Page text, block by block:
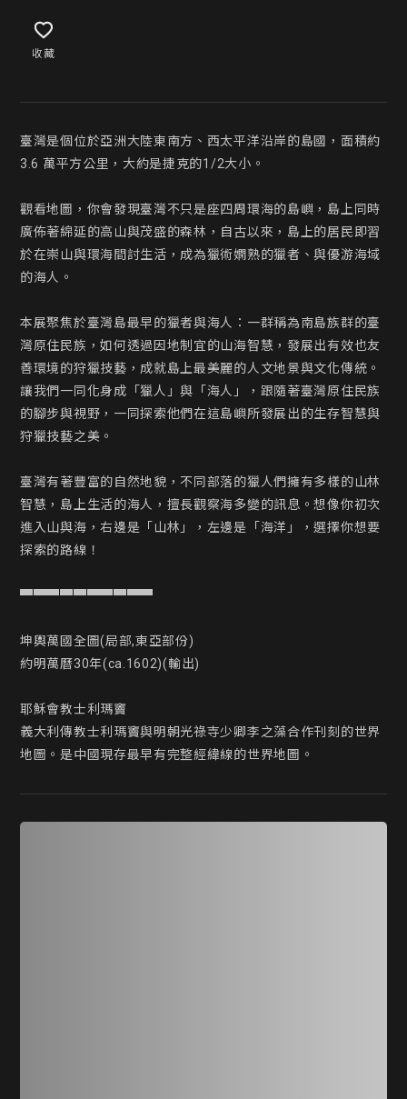
收藏
臺灣是個位於亞洲大陸東南方、西太平洋沿岸的島國，面積約
3.6 萬平方公里，大約是捷克的1/2大小。
觀看地圖，你會發現臺灣不只是座四周環海的島嶼，島上同時
廣佈著綿延的高山與茂盛的森林，自古以來，島上的居民即習
於在崇山與環海間討生活，成為獵術嫻熟的獵者、與優游海域
的海人。
本展聚焦於臺灣島最早的獵者與海人：一群稱為南島族群的臺
灣原住民族，如何透過因地制宜的山海智慧，發展出有效也友
善環境的狩獵技藝，成就島上最美麗的人文地景與文化傳統。
讓我們一同化身成「獵人」與「海人」，跟隨著臺灣原住民族
的腳步與視野，一同探索他們在這島嶼所發展出的生存智慧與
狩獵技藝之美。
臺灣有著豐富的自然地貌，不同部落的獵人們擁有多樣的山林
智慧，島上生活的海人，擅長觀察海多變的訊息。想像你初次
進入山與海，右邊是「山林」，左邊是「海洋」，選擇你想要
探索的路線！
▀▀▀▀▀▀▀▀▀▀
坤輿萬國全圖(局部,東亞部份)
約明萬曆30年(ca.1602)(輸出)
耶穌會教士利瑪竇
義大利傳教士利瑪竇與明朝光祿寺少卿李之藻合作刊刻的世界
地圖。是中國現存最早有完整經緯線的世界地圖。